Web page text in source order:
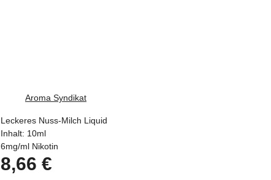
Aroma Syndikat
Leckeres Nuss-Milch Liquid
Inhalt: 10ml
6mg/ml Nikotin
8,66 €